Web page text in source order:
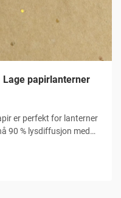
papirlanterner
er perfekt for lanterner
90 % lysdiffusjon med